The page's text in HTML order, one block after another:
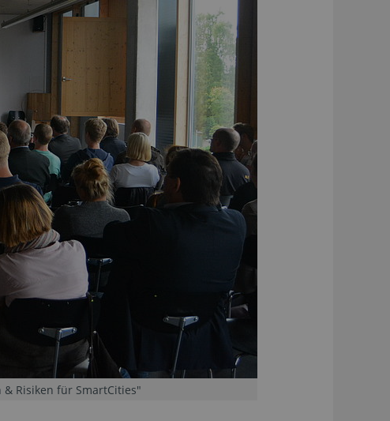
Risiken für SmartCities"